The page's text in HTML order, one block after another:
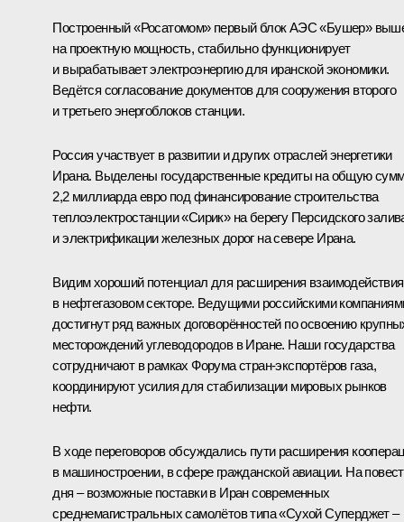
Построенный «Росатомом» первый блок АЭС «Бушер»
на проектную мощность, стабильно функционирует
и вырабатывает электроэнергию для иранской экономики.
Ведётся согласование документов для сооружения второго
и третьего энергоблоков станции.
Россия участвует в развитии и других отраслей энергетики
Ирана. Выделены государственные кредиты на общую
2,2 миллиарда евро под финансирование строительства
теплоэлектростанции «Сирик» на берегу Персидского
и электрификации железных дорог на севере Ирана.
Видим хороший потенциал для расширения взаимодействия
в нефтегазовом секторе. Ведущими российскими
достигнут ряд важных договорённостей по освоению
месторождений углеводородов в Иране. Наши государства
сотрудничают в рамках Форума стран-экспортёров газа,
координируют усилия для стабилизации мировых рынков
нефти.
В ходе переговоров обсуждались пути расширения
в машиностроении, в сфере гражданской авиации. На
дня – возможные поставки в Иран современных
среднемагистральных самолётов типа «Сухой Суперджет ­–